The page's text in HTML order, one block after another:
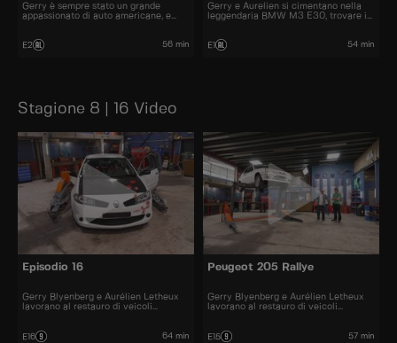
Gerry è sempre stato un grande
appassionato di auto americane, e
E2 56 min
Gerry e Aurelien si cimentano nella
leggendaria BMW M3 E30, trovare i
E1 54 min
Stagione 8 | 16 Video
Episodio 16
Gerry Blyenberg e Aurélien Letheux
lavorano al restauro di veicoli
E16 64 min
Peugeot 205 Rallye
Gerry Blyenberg e Aurélien Letheux
lavorano al restauro di veicoli
E15 57 min